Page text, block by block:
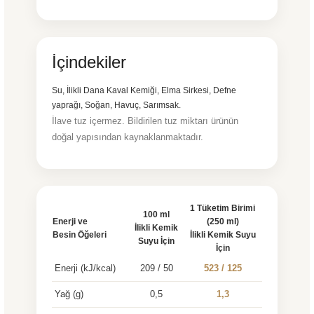
İçindekiler
Su, İlikli Dana Kaval Kemiği, Elma Sirkesi, Defne
yaprağı, Soğan, Havuç, Sarımsak.
İlave tuz içermez. Bildirilen tuz miktarı ürünün
doğal yapısından kaynaklanmaktadır.
Enerji ve
Besin Öğeleri
100 ml
İlikli Kemik
Suyu İçin
1 Tüketim Birimi
(250 ml)
İlikli Kemik Suyu
İçin
Enerji (kJ/kcal) 209 / 50 523 / 125
Yağ (g) 0,5 1,3